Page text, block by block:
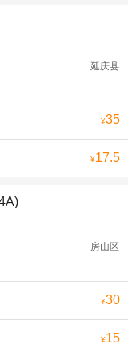
延庆县
¥35
¥17.5
房山区
¥30
¥15